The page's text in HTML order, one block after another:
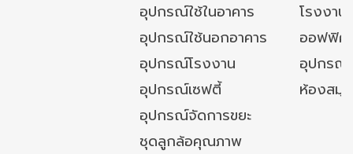
อุปกรณ์ใช้ในอาคาร
โรงงา
อุปกรณ์ใช้นอกอาคาร
ออฟฟิศ/
อุปกรณ์โรงงาน
อุปกรณ์
อุปกรณ์เซฟตี้
ห้องสมุ
อุปกรณ์จัดการขยะ
ชุดลูกล้อคุณภาพ